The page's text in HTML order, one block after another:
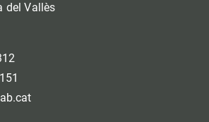
del Vallès